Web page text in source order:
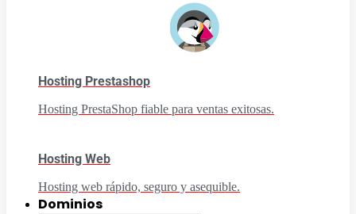
Hosting Prestashop
Hosting PrestaShop fiable para ventas exitosas.
Hosting Web
Hosting web rápido, seguro y asequible.
Dominios